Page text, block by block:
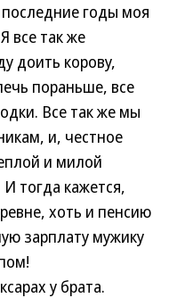
годы моя
все так же
доить корову,
пораньше, все
Все так же мы
и, честное
и милой
тогда кажется,
хоть и пенсию
зарплату мужику
у брата.